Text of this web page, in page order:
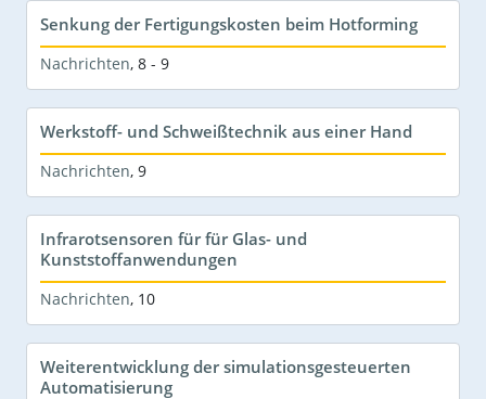
Senkung der Fertigungskosten beim Hotforming
Nachrichten, 8 - 9
Werkstoff- und Schweißtechnik aus einer Hand
Nachrichten, 9
Infrarotsensoren für für Glas- und
Kunststoffanwendungen
Nachrichten, 10
Weiterentwicklung der simulationsgesteuerten
Automatisierung